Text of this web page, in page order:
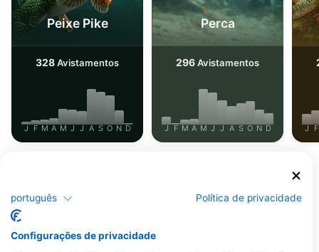
Peixe Pike
328Avistamentos
J F M A M J J A S O N D
Perca
296Avistamentos
J F M A M J J A S O N D J F
este Ponto de Mergulho
Tauchersupply VERO
português Política de privacidade
Configurações de privacidade